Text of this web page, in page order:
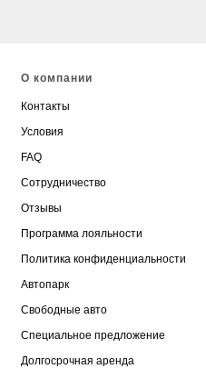
О компании
Контакты
Условия
FAQ
Сотрудничество
Отзывы
Программа лояльности
Политика конфиденциальности
Автопарк
Свободные авто
Специальное предложение
Долгосрочная аренда